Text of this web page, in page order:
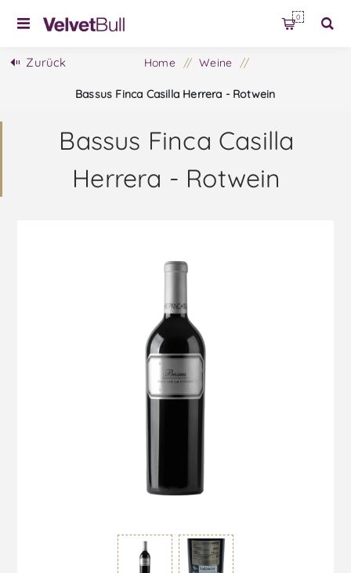
0
Zurück Home / Weine /
Bassus Finca Casilla Herrera - Rotwein
Bassus Finca Casilla
Herrera - Rotwein